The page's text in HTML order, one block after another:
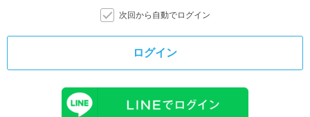
次回から自動でログイン
ログイン